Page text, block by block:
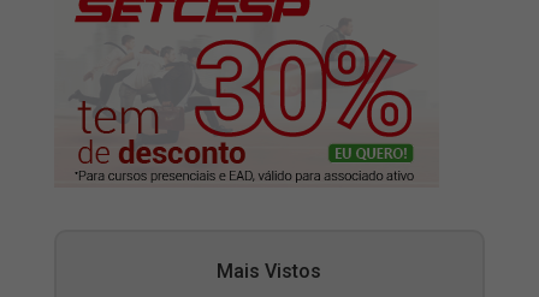
Mais Vistos